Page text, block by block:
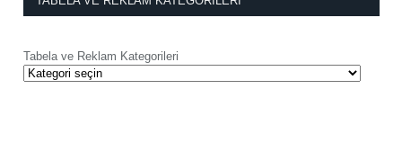
Tabela ve Reklam Kategorileri